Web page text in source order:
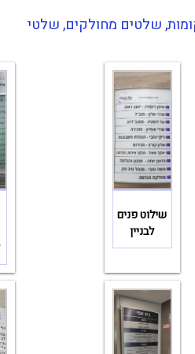
שלטים מחולקים, שלטי
שילוט פנים
לבניין